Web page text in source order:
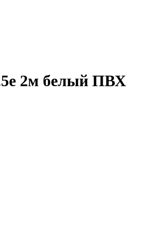
2м белый ПВХ